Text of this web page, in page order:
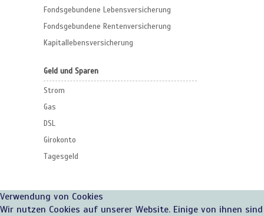
Fondsgebundene Lebensversicherung
Fondsgebundene Rentenversicherung
Kapitallebensversicherung
Geld und Sparen
Strom
Gas
DSL
Girokonto
Tagesgeld
Verwendung von Cookies
Wir nutzen Cookies auf unserer Website. Einige von ihnen sind